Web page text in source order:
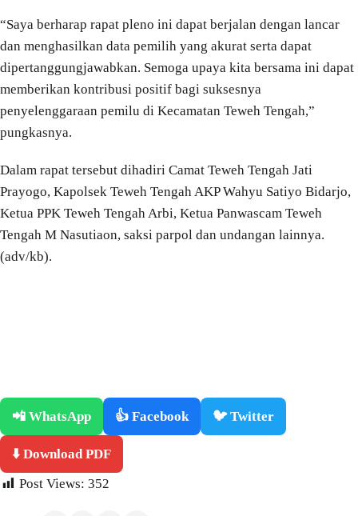
“Saya berharap rapat pleno ini dapat berjalan dengan lancar
dan menghasilkan data pemilih yang akurat serta dapat
dipertanggungjawabkan. Semoga upaya kita bersama ini dapat
memberikan kontribusi positif bagi suksesnya
penyelenggaraan pemilu di Kecamatan Teweh Tengah,”
pungkasnya.
Dalam rapat tersebut dihadiri Camat Teweh Tengah Jati
Prayogo, Kapolsek Teweh Tengah AKP Wahyu Satiyo Bidarjo,
Ketua PPK Teweh Tengah Arbi, Ketua Panwascam Teweh
Tengah M Nasutiaon, saksi parpol dan undangan lainnya.
(adv/kb).
📲 WhatsApp 👍 Facebook 🐦 Twitter
⬇️ Download PDF
Post Views: 352